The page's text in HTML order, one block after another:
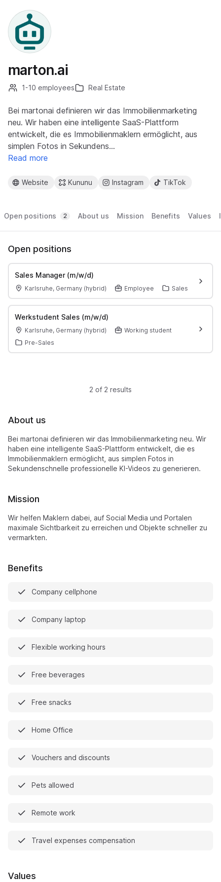
marton.ai
1-10 employees Real Estate
Bei martonai definieren wir das Immobilienmarketing
neu. Wir haben eine intelligente SaaS-Plattform
entwickelt, die es Immobilienmaklern ermöglicht, aus
simplen Fotos in Sekundens…
Read more
Website Kununu Instagram TikTok
Open positions 2 About us Mission Benefits Values
Open positions
Sales Manager (m/w/d)
Karlsruhe, Germany (hybrid) Employee Sales
Werkstudent Sales (m/w/d)
Karlsruhe, Germany (hybrid)
Working student
Pre-Sales
2 of 2 results
About us
Bei martonai definieren wir das Immobilienmarketing neu. Wir
haben eine intelligente SaaS-Plattform entwickelt, die es
Immobilienmaklern ermöglicht, aus simplen Fotos in
Sekundenschnelle professionelle KI-Videos zu generieren.
Mission
Wir helfen Maklern dabei, auf Social Media und Portalen
maximale Sichtbarkeit zu erreichen und Objekte schneller zu
vermarkten.
Benefits
Company cellphone
Company laptop
Flexible working hours
Free beverages
Free snacks
Home Office
Vouchers and discounts
Pets allowed
Remote work
Travel expenses compensation
Values